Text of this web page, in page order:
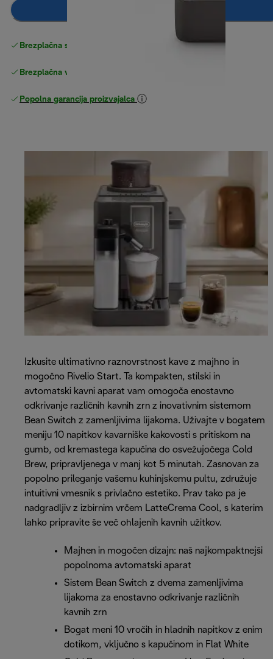
Brezplačna standardna dostava
Brezplačna vračila
Popolna garancija proizvajalca
Izkusite ultimativno raznovrstnost kave z majhno in
mogočno Rivelio Start. Ta kompakten, stilski in
avtomatski kavni aparat vam omogoča enostavno
odkrivanje različnih kavnih zrn z inovativnim sistemom
Bean Switch z zamenljivima lijakoma. Uživajte v bogatem
meniju 10 napitkov kavarniške kakovosti s pritiskom na
gumb, od kremastega kapučina do osvežujočega Cold
Brew, pripravljenega v manj kot 5 minutah. Zasnovan za
popolno prileganje vašemu kuhinjskemu pultu, združuje
intuitivni vmesnik s privlačno estetiko. Prav tako pa je
nadgradljiv z izbirnim vrčem LatteCrema Cool, s katerim
lahko pripravite še več ohlajenih kavnih užitkov.
Majhen in mogočen dizajn: naš najkompaktnejši
popolnoma avtomatski aparat
Sistem Bean Switch z dvema zamenljivima
lijakoma za enostavno odkrivanje različnih
kavnih zrn
Bogat meni 10 vročih in hladnih napitkov z enim
dotikom, vključno s kapučinom in Flat White